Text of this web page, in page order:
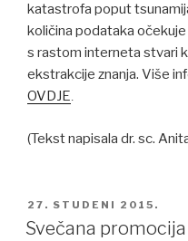
katastrofa poput
količina podataka
s rastom interneta stvari
ekstrakcije znanja. Više
OVDJE.
(Tekst napisala dr. sc.
POSTED
ON
27. STUDENI 2015.
Svečana